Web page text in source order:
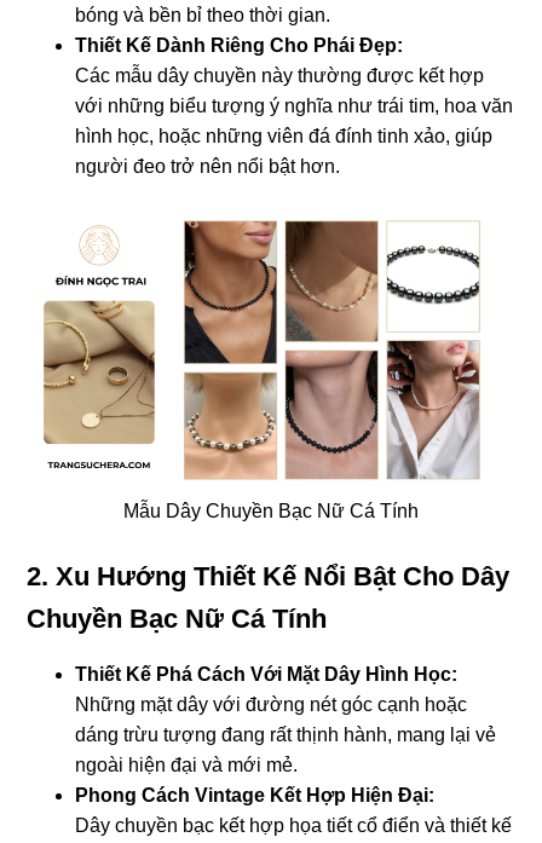
bóng và bền bỉ theo thời gian.
Thiết Kế Dành Riêng Cho Phái Đẹp:
Các mẫu dây chuyền này thường được kết hợp
với những biểu tượng ý nghĩa như trái tim, hoa văn
hình học, hoặc những viên đá đính tinh xảo, giúp
người đeo trở nên nổi bật hơn.
Mẫu Dây Chuyền Bạc Nữ Cá Tính
2. Xu Hướng Thiết Kế Nổi Bật Cho Dây
Chuyền Bạc Nữ Cá Tính
Thiết Kế Phá Cách Với Mặt Dây Hình Học:
Những mặt dây với đường nét góc cạnh hoặc
dáng trừu tượng đang rất thịnh hành, mang lại vẻ
ngoài hiện đại và mới mẻ.
Phong Cách Vintage Kết Hợp Hiện Đại:
Dây chuyền bạc kết hợp họa tiết cổ điển và thiết kế